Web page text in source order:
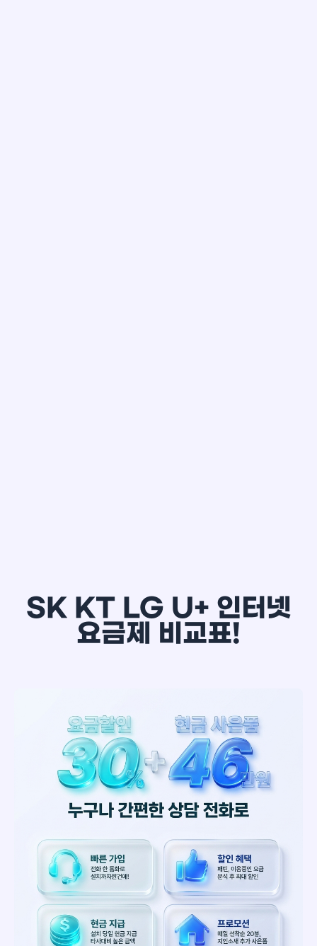
SK KT LG U+ 인터넷
요금제 비교표!